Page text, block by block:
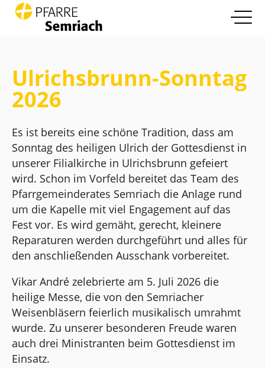
Pfarrleben
more
Die Pfarre
Kontakt
Ulrichsbrunn-Sonntag
2026
Es ist bereits eine schöne Tradition, dass am
Sonntag des heiligen Ulrich der Gottesdienst in
unserer Filialkirche in Ulrichsbrunn gefeiert
wird. Schon im Vorfeld bereitet das Team des
Pfarrgemeinderates Semriach die Anlage rund
um die Kapelle mit viel Engagement auf das
Fest vor. Es wird gemäht, gerecht, kleinere
Reparaturen werden durchgeführt und alles für
den anschließenden Ausschank vorbereitet.
Vikar André zelebrierte am 5. Juli 2026 die
heilige Messe, die von den Semriacher
Weisenbläsern feierlich musikalisch umrahmt
wurde. Zu unserer besonderen Freude waren
auch drei Ministranten beim Gottesdienst im
Einsatz.